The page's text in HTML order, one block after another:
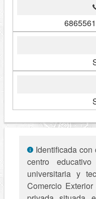
Identificada con
centro
universitaria y
Comercio